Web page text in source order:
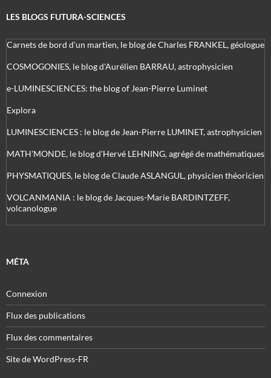
LES BLOGS FUTURA-SCIENCES
Carnets de bord d’un martien, le blog de Charles FRANKEL, géologue
COSMOGONIES, le blog d'Aurélien BARRAU, astrophysicien
e-LUMINESCIENCES: the blog of Jean-Pierre Luminet
Explora
LUMINESCIENCES : le blog de Jean-Pierre LUMINET, astrophysicien
MATH'MONDE, le blog d'Hervé LEHNING, agrégé de mathématiques
PHYSMATIQUES, le blog de Claude ASLANGUL, physicien théoricien
VOLCANMANIA : le blog de Jacques-Marie BARDINTZEFF,
volcanologue
MÉTA
Connexion
Flux des publications
Flux des commentaires
Site de WordPress-FR